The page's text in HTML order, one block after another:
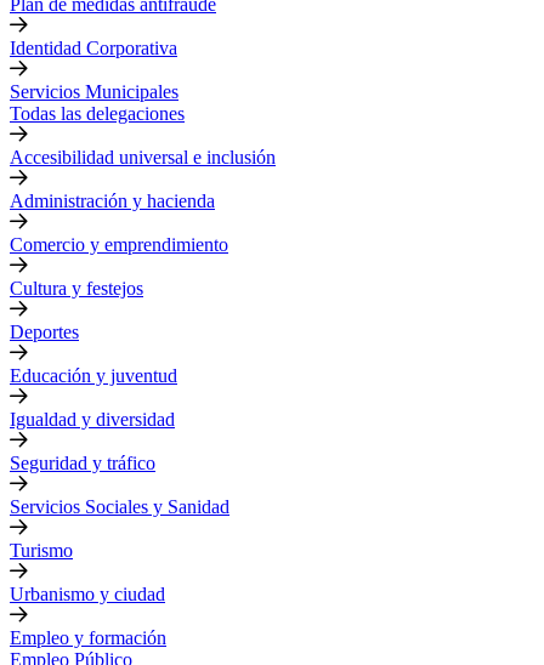
Plan de medidas antifraude
Identidad Corporativa
Servicios Municipales
Todas las delegaciones
Accesibilidad universal e inclusión
Administración y hacienda
Comercio y emprendimiento
Cultura y festejos
Deportes
Educación y juventud
Igualdad y diversidad
Seguridad y tráfico
Servicios Sociales y Sanidad
Turismo
Urbanismo y ciudad
Empleo y formación
Empleo Público